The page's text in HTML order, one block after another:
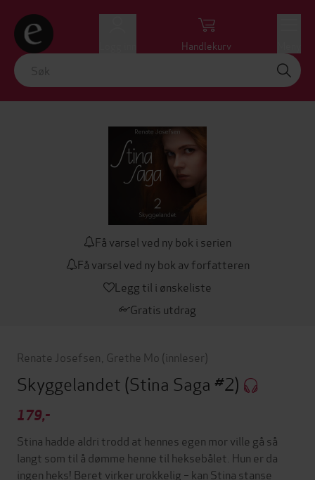
Handlekurv
Få varsel ved ny bok i serien
Få varsel ved ny bok av forfatteren
Legg til i ønskeliste
Gratis utdrag
Renate Josefsen Grethe Mo (innleser)
Skyggelandet (Stina Saga #2)
179,-
Stina hadde aldri trodd at hennes egen mor ville gå så
langt som til å dømme henne til heksebålet. Hun er da
ingen heks! Beret virker urokkelig – kan Stina stanse